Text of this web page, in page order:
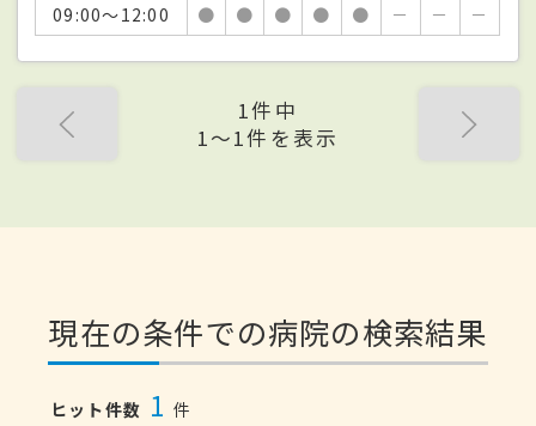
09:00～12:00
● ● ● ● ● － － －
1件中
1〜1件を表示
現在の条件での病院の検索結果
ヒット件数 1 件